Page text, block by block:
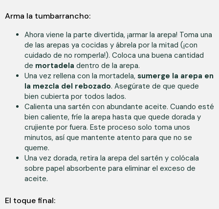
Arma la tumbarrancho:
Ahora viene la parte divertida, ¡armar la arepa! Toma una
de las arepas ya cocidas y ábrela por la mitad (¡con
cuidado de no romperla!). Coloca una buena cantidad
de mortadela dentro de la arepa.
Una vez rellena con la mortadela, sumerge la arepa en
la mezcla del rebozado. Asegúrate de que quede
bien cubierta por todos lados.
Calienta una sartén con abundante aceite. Cuando esté
bien caliente, fríe la arepa hasta que quede dorada y
crujiente por fuera. Este proceso solo toma unos
minutos, así que mantente atento para que no se
queme.
Una vez dorada, retira la arepa del sartén y colócala
sobre papel absorbente para eliminar el exceso de
aceite.
El toque final: